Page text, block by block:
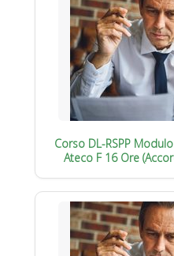
Corso DL-RSPP
Ateco F 16 Ore